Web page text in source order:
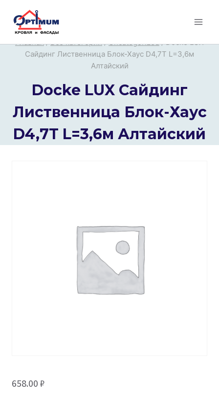
Перейти
Главная / Все категории / Uncategorized / Docke LUX
Сайдинг Лиственница Блок-Хаус D4,7T L=3,6м
Алтайский
Docke LUX Сайдинг
Лиственница Блок-Хаус
D4,7T L=3,6м Алтайский
658.00 ₽